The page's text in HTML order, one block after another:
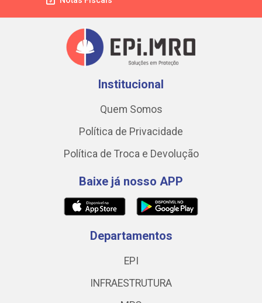
Institucional
Quem Somos
Política de Privacidade
Política de Troca e Devolução
Baixe já nosso APP
Departamentos
EPI
INFRAESTRUTURA